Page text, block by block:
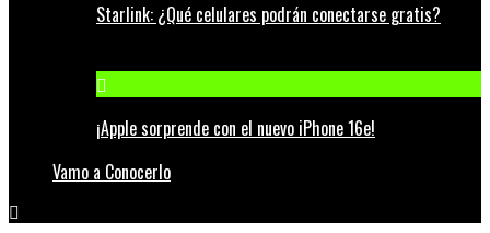
Starlink: ¿Qué celulares podrán conectarse gratis?
¡Apple sorprende con el nuevo iPhone 16e!
Vamo a Conocerlo